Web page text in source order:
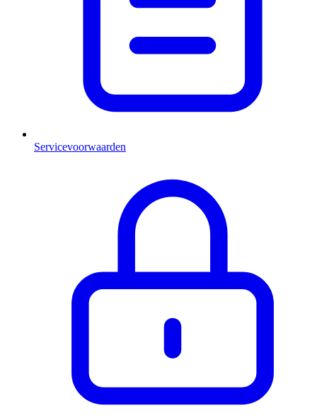
Servicevoorwaarden